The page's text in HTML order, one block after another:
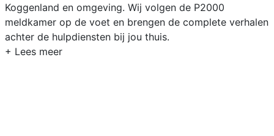
Koggenland en omgeving. Wij volgen de P2000
meldkamer op de voet en brengen de complete verhalen
achter de hulpdiensten bij jou thuis.